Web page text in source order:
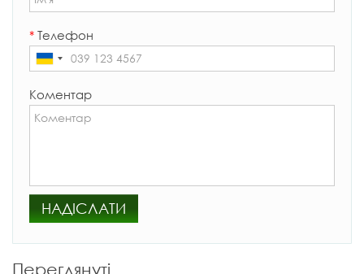
* Телефон
Коментар
НАДІСЛАТИ
Переглянуті